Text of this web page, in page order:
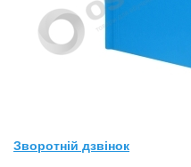
Зворотнiй дзвiнок